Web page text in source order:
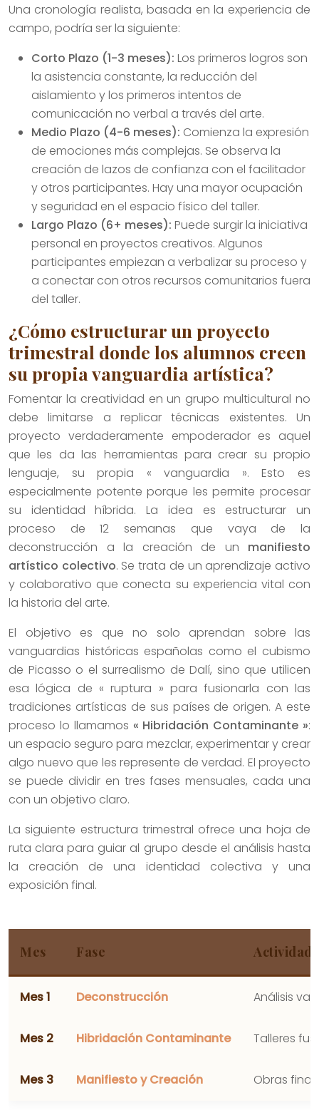
Una cronología realista, basada en la experiencia de
campo, podría ser la siguiente:
Corto Plazo (1-3 meses): Los primeros logros son
la asistencia constante, la reducción del
aislamiento y los primeros intentos de
comunicación no verbal a través del arte.
Medio Plazo (4-6 meses): Comienza la expresión
de emociones más complejas. Se observa la
creación de lazos de confianza con el facilitador
y otros participantes. Hay una mayor ocupación
y seguridad en el espacio físico del taller.
Largo Plazo (6+ meses): Puede surgir la iniciativa
personal en proyectos creativos. Algunos
participantes empiezan a verbalizar su proceso y
a conectar con otros recursos comunitarios fuera
del taller.
¿Cómo estructurar un proyecto
trimestral donde los alumnos creen
su propia vanguardia artística?
Fomentar la creatividad en un grupo multicultural no
debe limitarse a replicar técnicas existentes. Un
proyecto verdaderamente empoderador es aquel
que les da las herramientas para crear su propio
lenguaje, su propia « vanguardia ». Esto es
especialmente potente porque les permite procesar
su identidad híbrida. La idea es estructurar un
proceso de 12 semanas que vaya de la
deconstrucción a la creación de un manifiesto
artístico colectivo. Se trata de un aprendizaje activo
y colaborativo que conecta su experiencia vital con
la historia del arte.
El objetivo es que no solo aprendan sobre las
vanguardias históricas españolas como el cubismo
de Picasso o el surrealismo de Dalí, sino que utilicen
esa lógica de « ruptura » para fusionarla con las
tradiciones artísticas de sus países de origen. A este
proceso lo llamamos « Hibridación Contaminante »:
un espacio seguro para mezclar, experimentar y crear
algo nuevo que les represente de verdad. El proyecto
se puede dividir en tres fases mensuales, cada una
con un objetivo claro.
La siguiente estructura trimestral ofrece una hoja de
ruta clara para guiar al grupo desde el análisis hasta
la creación de una identidad colectiva y una
exposición final.
Mes Fase
Mes 1 Deconstrucción Análisis
Mes 2 Hibridación Contaminante Talleres
Mes 3 Manifiesto y Creación Obras